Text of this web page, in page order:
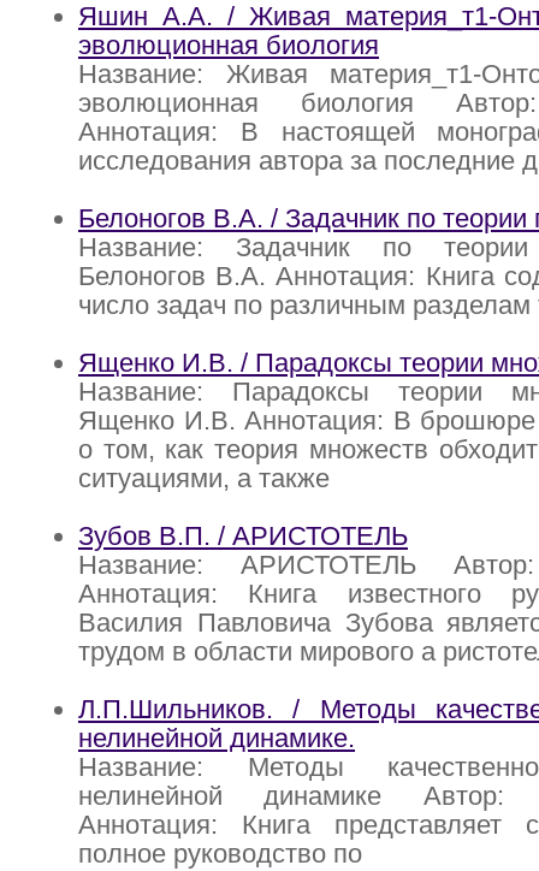
Яшин А.А. / Живая материя_т1-
эволюционная биология
Название: Живая материя_т1-
эволюционная биология
Аннотация: В настоящей
исследования автора за последние
Белоногов В.А. / Задачник по теории
Название: Задачник по
Белоногов В.А. Аннотация: Книга
число задач по различным разделам
Ященко И.В. / Парадоксы теории
Название: Парадоксы теории
Ященко И.В. Аннотация: В брошюре
о том, как теория множеств
ситуациями, а также
Зубов В.П. / АРИСТОТЕЛЬ
Название: АРИСТОТЕЛЬ
Аннотация: Книга известного
Василия Павловича Зубова
трудом в области мирового а
Л.П.Шильников. / Методы
нелинейной динамике.
Название: Методы
нелинейной динамике Автор:
Аннотация: Книга представляет
полное руководство по